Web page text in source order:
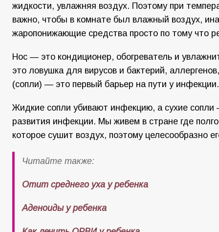
жидкости, увлажняя воздух. Поэтому при
важно, чтобы в комнате был влажный воздух,
жаропонижающие средства просто по тому что
Нос — это кондиционер, обогреватель и
это ловушка для вирусов и бактерий,
(сопли) — это первый барьер на пути у инфекции.
Жидкие сопли убивают инфекцию, а сухие
развития инфекции. Мы живем в стране где
которое сушит воздух, поэтому целесообразно
Читайте также:
Отит среднего уха у ребенка
Аденоиды у ребенка